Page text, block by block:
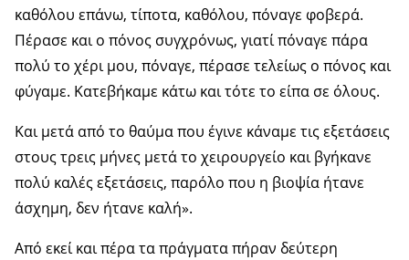
καθόλου επάνω, τίποτα, καθόλου, πόναγε φοβερά.
Πέρασε και ο πόνος συγχρόνως, γιατί πόναγε πάρα
πολύ το χέρι μου, πόναγε, πέρασε τελείως ο πόνος και
φύγαμε. Κατεβήκαμε κάτω και τότε το είπα σε όλους.
Και μετά από το θαύμα που έγινε κάναμε τις εξετάσεις
στους τρεις μήνες μετά το χειρουργείο και βγήκανε
πολύ καλές εξετάσεις, παρόλο που η βιοψία ήτανε
άσχημη, δεν ήτανε καλή».
Από εκεί και πέρα τα πράγματα πήραν δεύτερη